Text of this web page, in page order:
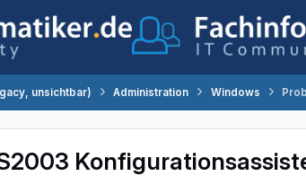
unsichtbar) Administration Windows